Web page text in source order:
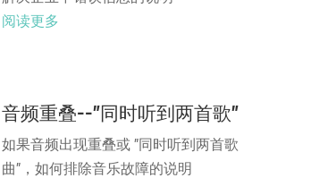
阅读更多
音频重叠--"同时听到两首歌"
如果音频出现重叠或 "同时听到两首歌
曲"，如何排除音乐故障的说明